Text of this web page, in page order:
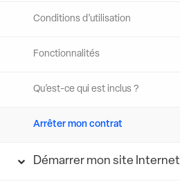
Conditions d’utilisation
Fonctionnalités
Qu’est-ce qui est inclus ?
Arrêter mon contrat
Démarrer mon site Internet